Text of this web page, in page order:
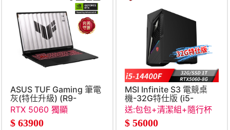
ASUS TUF Gaming 筆電
灰(特仕升級) (R9-
8940HX&#47;16G+16G&#47;512G+1T
SSD&#47;RTX5060)
RTX 5060 獨顯
$ 63900
MSI Infinite S3 電競桌
機-32G特仕版 (i5-
14400F&#47;32G&#47;1T
SSD&#47;RTX5060-
8G&#47;Win11)
送:包包+清潔組+隨行杯
+RJ45轉接線
$ 56000